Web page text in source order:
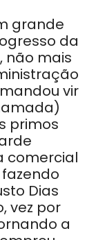
grande
da
não mais
vir
primos
comercial
fazendo
Dias
vez por
a